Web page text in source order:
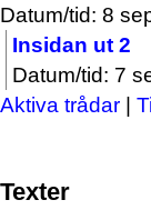
Datum/tid: 8
Insidan ut 2
Datum/tid: 7
Aktiva trådar |
Texter